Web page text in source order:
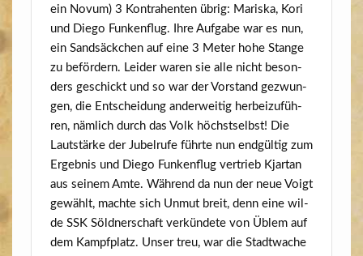
ein Novum) 3 Kon­tra­hen­ten übrig: Maris­ka, Kori
und Die­go Fun­ken­flug. Ihre Auf­ga­be war es nun,
ein Sand­säck­chen auf eine 3 Meter hohe Stan­ge
zu beför­dern. Lei­der waren sie alle nicht beson­
ders geschickt und so war der Vor­stand gezwun­
gen, die Ent­schei­dung ander­wei­tig her­bei­zu­füh­
ren, näm­lich durch das Volk höchst­selbst! Die
Laut­stär­ke der Jubel­ru­fe führ­te nun end­gül­tig zum
Ergeb­nis und Die­go Fun­ken­flug ver­trieb Kjar­tan
aus sei­nem Amte. Wäh­rend da nun der neue Voigt
gewählt, mach­te sich Unmut breit, denn eine wil­
de SSK Söld­ner­schaft ver­kün­de­te von Üblem auf
dem Kampf­platz. Unser treu, war die Stadt­wa­che